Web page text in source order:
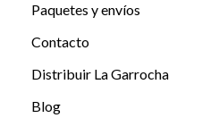
Paquetes y envíos
Contacto
Distribuir La Garrocha
Blog